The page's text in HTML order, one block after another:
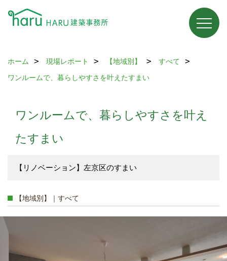
ホーム 現場レポート 【地域別】
すべて
ワンルームで、暮らしやすさを叶えたすまい
ワンルームで、暮らしやすさを叶え
たすまい
【リノベーション】左京区のすまい
【地域別】｜すべて